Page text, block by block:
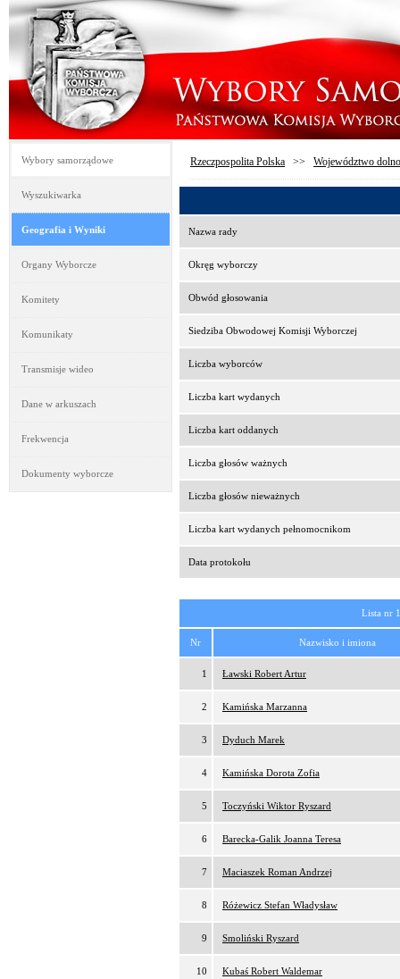
Wybory samorządowe
Wyszukiwarka
Geografia i Wyniki
Organy Wyborcze
Komitety
Komunikaty
Transmisje wideo
Dane w arkuszach
Frekwencja
Dokumenty wyborcze
Rzeczpospolita Polska >> Województwo
Nazwa rady
Okręg wyborczy
Obwód głosowania
Siedziba Obwodowej Komisji Wyborczej
Liczba wyborców
Liczba kart wydanych
Liczba kart oddanych
Liczba głosów ważnych
Liczba głosów nieważnych
Liczba kart wydanych pełnomocnikom
Data protokołu
Lista nr
Nr Nazwisko i imiona
1 Ławski Robert Artur
2 Kamińska Marzanna
3 Dyduch Marek
4 Kamińska Dorota Zofia
5 Toczyński Wiktor Ryszard
6 Barecka-Galik Joanna Teresa
7 Maciaszek Roman Andrzej
8 Różewicz Stefan Władysław
9 Smoliński Ryszard
10 Kubaś Robert Waldemar